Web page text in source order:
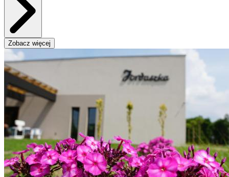
Zobacz więcej